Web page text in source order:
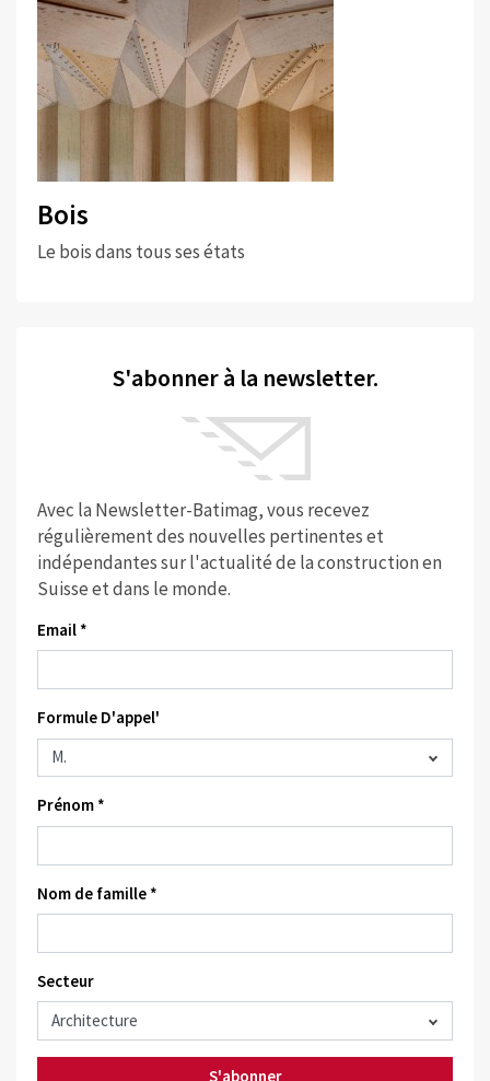
Bois
Le bois dans tous ses états
S'abonner à la newsletter.
Avec la Newsletter-Batimag, vous recevez
régulièrement des nouvelles pertinentes et
indépendantes sur l'actualité de la construction en
Suisse et dans le monde.
Email *
Formule D'appel'
Prénom *
Nom de famille *
Secteur
S'abonner